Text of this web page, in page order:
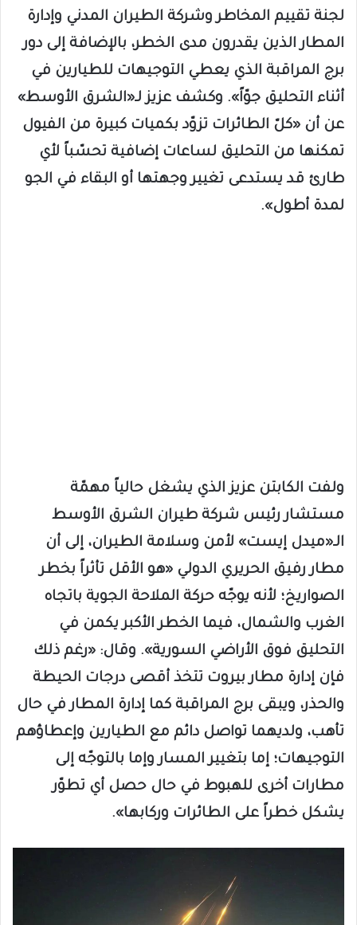
لجنة تقييم المخاطر وشركة الطيران المدني وإدارة
المطار الذين يقدرون مدى الخطر، بالإضافة إلى دور
برج المراقبة الذي يعطي التوجيهات للطيارين في
أثناء التحليق جوّاً». وكشف عزيز لـ«الشرق الأوسط»
عن أن «كلّ الطائرات تزوّد بكميات كبيرة من الفيول
تمكنها من التحليق لساعات إضافية تحسّباً لأي
طارئ قد يستدعى تغيير وجهتها أو البقاء في الجو
لمدة أطول».
ولفت الكابتن عزيز الذي يشغل حالياً مهمّة
مستشار رئيس شركة طيران الشرق الأوسط
الـ«ميدل إيست» لأمن وسلامة الطيران، إلى أن
مطار رفيق الحريري الدولي «هو الأقل تأثراً بخطر
الصواريخ؛ لأنه يوجّه حركة الملاحة الجوية باتجاه
الغرب والشمال، فيما الخطر الأكبر يكمن في
التحليق فوق الأراضي السورية». وقال: «رغم ذلك
فإن إدارة مطار بيروت تتخذ أقصى درجات الحيطة
والحذر، ويبقى برج المراقبة كما إدارة المطار في حال
تأهب، ولديهما تواصل دائم مع الطيارين وإعطاؤهم
التوجيهات؛ إما بتغيير المسار وإما بالتوجّه إلى
مطارات أخرى للهبوط في حال حصل أي تطوّر
يشكل خطراً على الطائرات وركابها».